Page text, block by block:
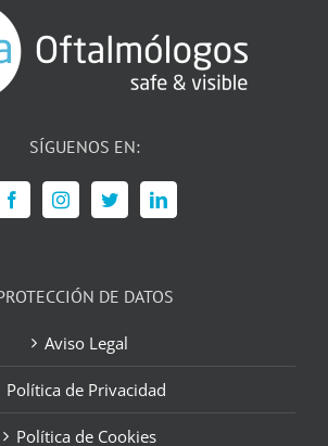
SÍGUENOS EN:
DE DATOS
Aviso Legal
Política de Privacidad
Política de Cookies